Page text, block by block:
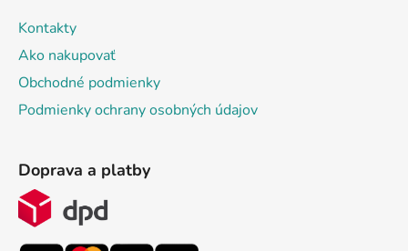
Kontakty
Ako nakupovať
Obchodné podmienky
Podmienky ochrany osobných údajov
Doprava a platby